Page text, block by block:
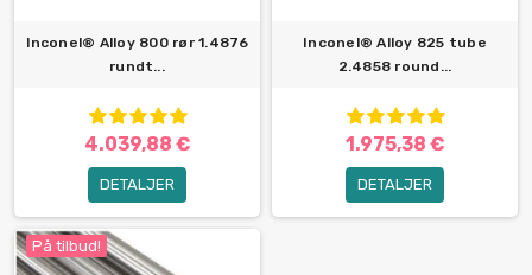
Inconel® Alloy 800 rør 1.4876
rundt...
4.039,88 €
DETALJER
Inconel® Alloy 825 tube
2.4858 round...
1.975,38 €
DETALJER
På tilbud!